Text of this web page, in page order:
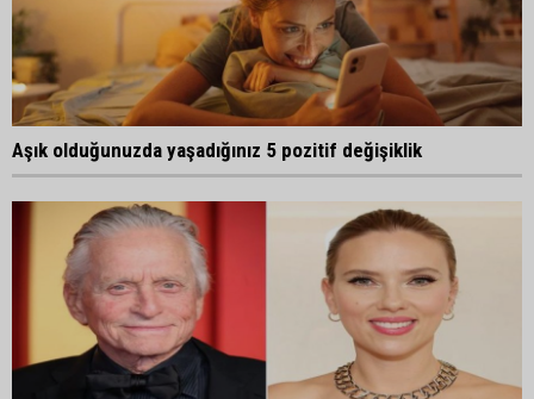
Aşık olduğunuzda yaşadığınız 5 pozitif değişiklik